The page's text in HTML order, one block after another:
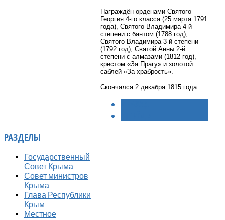
Награждён орденами Святого
Георгия 4-го класса (25 марта 1791
года), Святого Владимира 4-й
степени с бантом (1788 год),
Святого Владимира 3-й степени
(1792 год), Святой Анны 2-й
степени с алмазами (1812 год),
крестом «За Прагу» и золотой
саблей «За храбрость».
Скончался 2 декабря 1815 года.
РАЗДЕЛЫ
Государственный
Совет Крыма
Совет министров
Крыма
Глава Республики
Крым
Местное